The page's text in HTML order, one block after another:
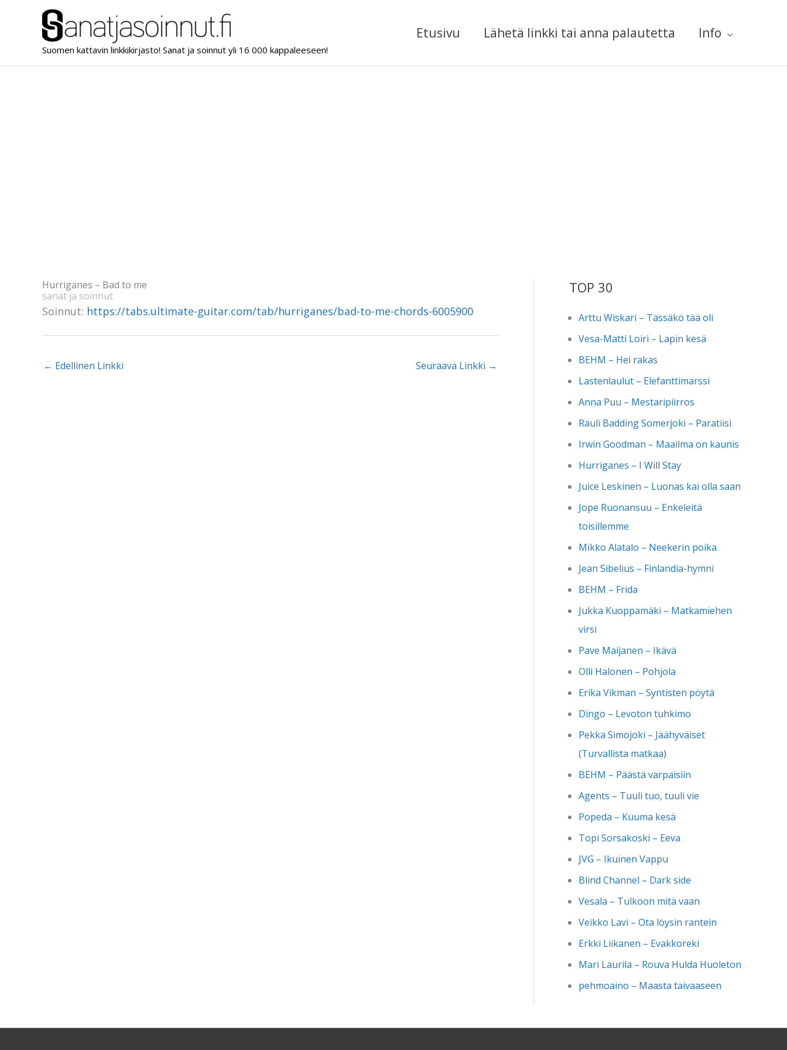
Suomen kattavin linkkikirjasto! Sanat ja soinnut yli 16 000 kappaleeseen!
Etusivu Lähetä linkki tai anna palautetta Info
Hurriganes – Bad to me
sanat ja soinnut
Soinnut: https://tabs.ultimate-guitar.com/tab/hurriganes/bad-to-me-chords-6005900
← Edellinen Linkki Seuraava Linkki →
TOP 30
Arttu Wiskari – Tässäkö tää oli
Vesa-Matti Loiri – Lapin kesä
BEHM – Hei rakas
Lastenlaulut – Elefanttimarssi
Anna Puu – Mestaripiirros
Rauli Badding Somerjoki – Paratiisi
Irwin Goodman – Maailma on kaunis
Hurriganes – I Will Stay
Juice Leskinen – Luonas kai olla saan
Jope Ruonansuu – Enkeleitä
toisillemme
Mikko Alatalo – Neekerin poika
Jean Sibelius – Finlandia-hymni
BEHM – Frida
Jukka Kuoppamäki – Matkamiehen
virsi
Pave Maijanen – Ikävä
Olli Halonen – Pohjola
Erika Vikman – Syntisten pöytä
Dingo – Levoton tuhkimo
Pekka Simojoki – Jäähyväiset
(Turvallista matkaa)
BEHM – Päästä varpaisiin
Agents – Tuuli tuo, tuuli vie
Popeda – Kuuma kesä
Topi Sorsakoski – Eeva
JVG – Ikuinen Vappu
Blind Channel – Dark side
Vesala – Tulkoon mitä vaan
Veikko Lavi – Ota löysin rantein
Erkki Liikanen – Evakkoreki
Mari Laurila – Rouva Hulda Huoleton
pehmoaino – Maasta taivaaseen